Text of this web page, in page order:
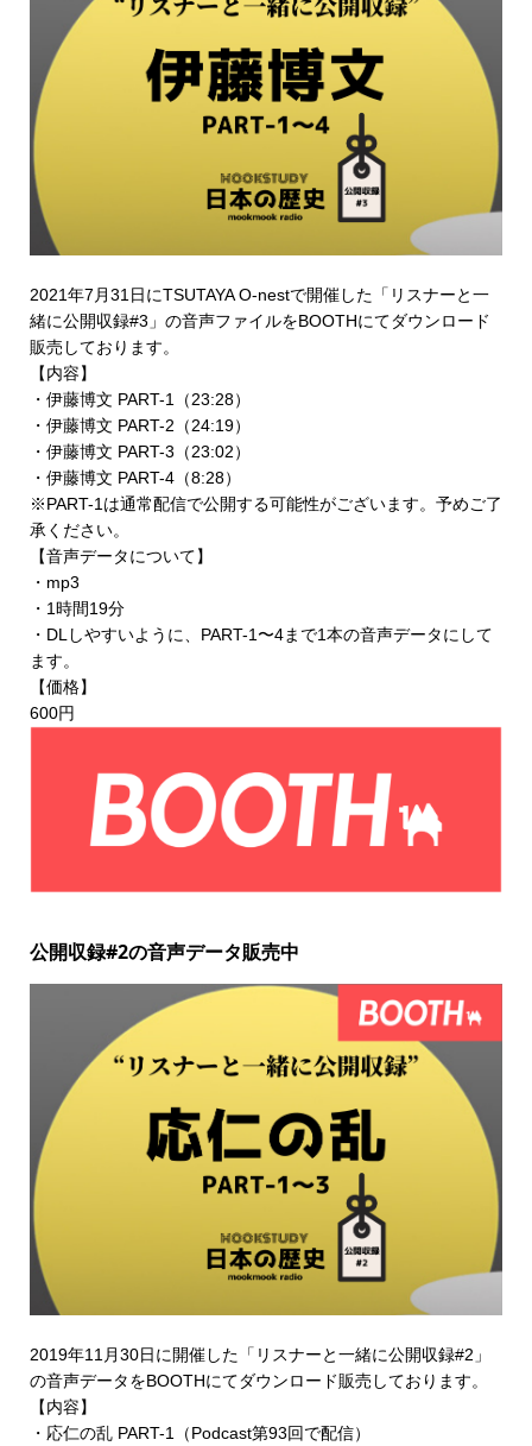
2021年7月31日にTSUTAYA O-nestで開催した「リスナーと一
緒に公開収録#3」の音声ファイルをBOOTHにてダウンロード
販売 しております。
【内容】
・伊藤博文 PART-1（23:28）
・伊藤博文 PART-2（24:19）
・伊藤博文 PART-3（23:02）
・伊藤博文 PART-4（8:28）
※PART-1は通常配信で公開する可能性がございます。予めご了
承ください。
【音声データについて】
・mp3
・1時間19分
・DLしやすいように、PART-1〜4まで1本の音声データにして
ます。
【価格】
600円
公開収録#2の音声データ販売中
2019年11月30日に開催した「リスナーと一緒に公開収録#2」
の音声データをBOOTHにてダウンロード販売 しております。
【内容】
・応仁の乱 PART-1（Podcast第93回で配信）